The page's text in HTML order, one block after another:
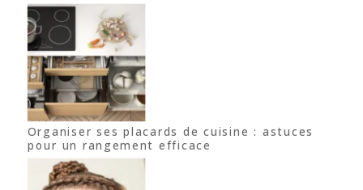
Organiser ses placards de cuisine : astuces
pour un rangement efficace